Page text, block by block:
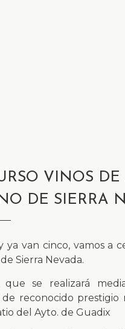
VINOS DE
DE SIERRA
ya van cinco, vamos a
Sierra Nevada.
que se realizará
de reconocido
del Ayto. de Guadix